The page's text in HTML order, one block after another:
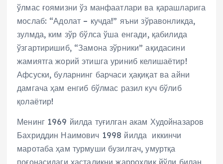
ўлмас ғоямизни ўз манфаатлари ва қарашларига
мослаб: “Адолат – кучда!” яъни зўравонликда,
зулмда, ким зўр бўлса ўша енгади, қабилида
ўзгартиришиб, “Замона зўрники” ақидасини
жамиятга жорий этишга уриниб келишаётир!
Афсуски, буларнинг барчаси ҳақиқат ва айни
дамгача ҳам енгиб бўлмас разил куч бўлиб
қолаётир!
Менинг 1969 йилда туғилган акам Худойназаров
Бахриддин Наимович 1998 йилда иккинчи
маротаба ҳам турмуши бузилгач, умуртқа